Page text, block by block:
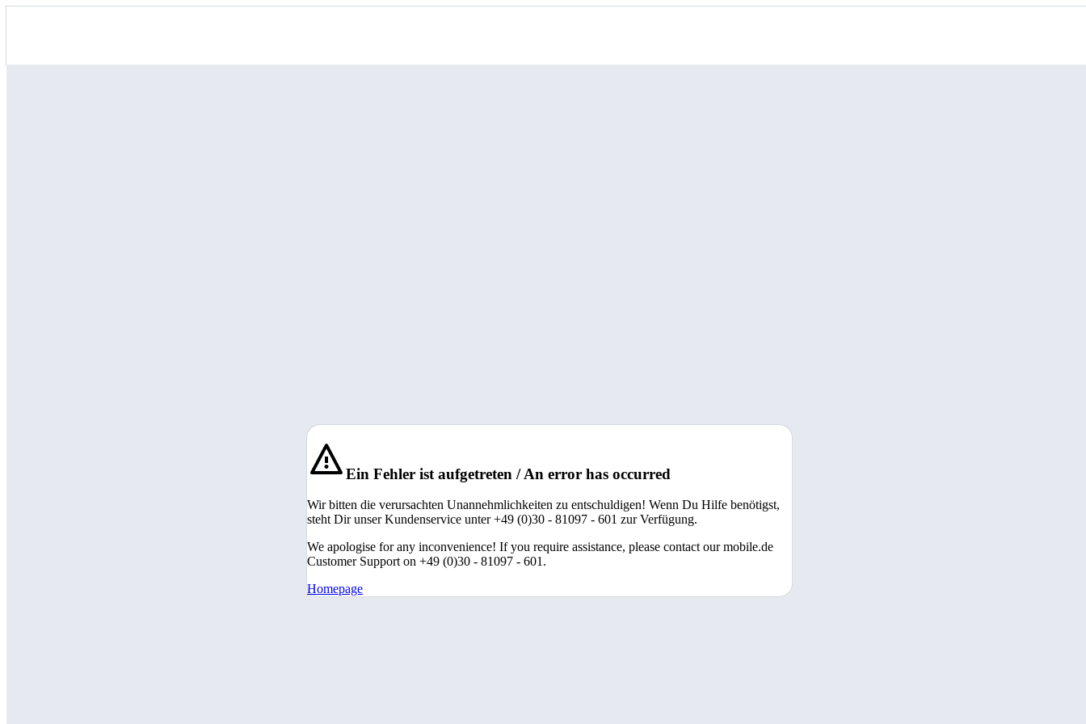
Ein Fehler ist aufgetreten / An error has occurred
Wir bitten die verursachten Unannehmlichkeiten zu entschuldigen! Wenn Du Hilfe benötigst,
steht Dir unser Kundenservice unter +49 (0)30 - 81097 - 601 zur Verfügung.
We apologise for any inconvenience! If you require assistance, please contact our mobile.de
Customer Support on +49 (0)30 - 81097 - 601.
Homepage